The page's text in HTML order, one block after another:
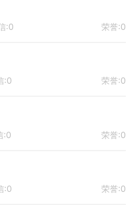
:0 荣誉:0
:0 荣誉:0
:0 荣誉:0
:0 荣誉:0